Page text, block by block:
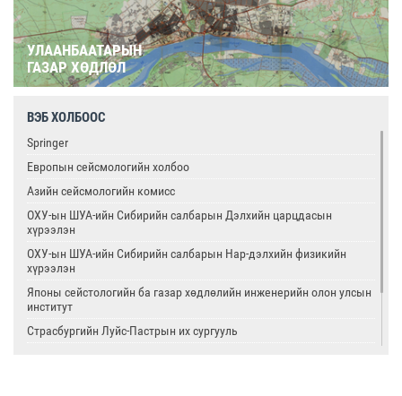
УЛААНБААТАРЫН
ГАЗАР ХӨДЛӨЛ
ВЭБ ХОЛБООС
Springer
Европын сейсмологийн холбоо
Азийн сейсмологийн комисс
ОХУ-ын ШУА-ийн Сибирийн салбарын Дэлхийн царцдасын
хүрээлэн
ОХУ-ын ШУА-ийн Сибирийн салбарын Нар-дэлхийн физикийн
хүрээлэн
Японы сейстологийн ба газар хөдлөлийн инженерийн олон улсын
институт
Страсбургийн Луйс-Пастрын их сургууль